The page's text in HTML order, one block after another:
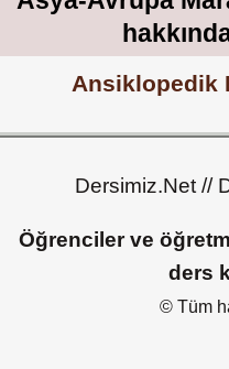
Ansiklopedik
Dersimiz.Net //
Öğrenciler ve
ders
© Tüm